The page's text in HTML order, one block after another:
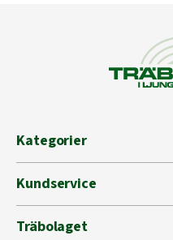
Kategorier
Kundservice
Träbolaget